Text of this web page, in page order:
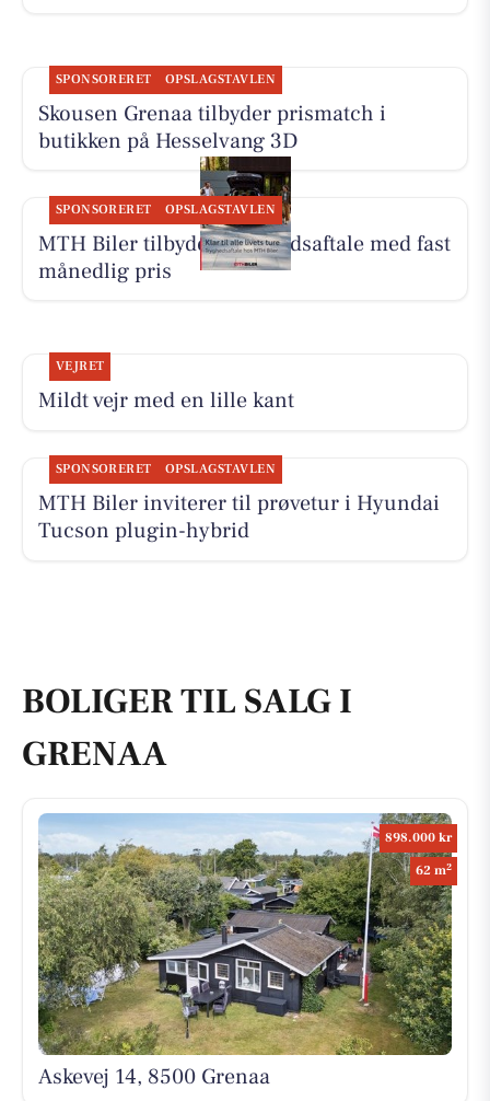
SPONSORERET OPSLAGSTAVLEN
Skousen Grenaa tilbyder prismatch i
butikken på Hesselvang 3D
SPONSORERET OPSLAGSTAVLEN
MTH Biler tilbyder Tryghedsaftale med fast
månedlig pris
VEJRET
Mildt vejr med en lille kant
SPONSORERET OPSLAGSTAVLEN
MTH Biler inviterer til prøvetur i Hyundai
Tucson plugin-hybrid
BOLIGER TIL SALG I
GRENAA
898.000 kr
62 m2
Askevej 14, 8500 Grenaa